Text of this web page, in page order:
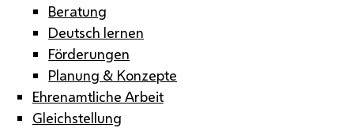
Beratung
Deutsch lernen
Förderungen
Planung & Konzepte
Ehrenamtliche Arbeit
Gleichstellung